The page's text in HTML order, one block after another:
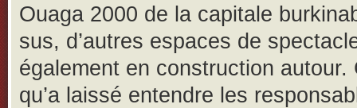
Ouaga 2000 de la capitale
sus, d’autres espaces de
également en construction autour.
qu’a laissé entendre les